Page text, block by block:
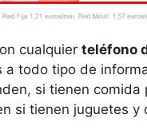
cualquier teléfono
a todo tipo de
si tienen
si tienen juguetes